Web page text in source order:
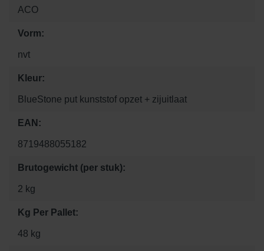
ACO
Vorm:
nvt
Kleur:
BlueStone put kunststof opzet + zijuitlaat
EAN:
8719488055182
Brutogewicht (per stuk):
2 kg
Kg Per Pallet:
48 kg